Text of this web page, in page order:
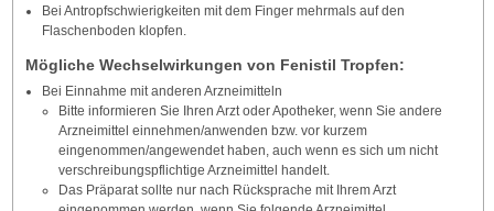
Bei Antropfschwierigkeiten mit dem Finger mehrmals auf den
Flaschenboden klopfen.
Mögliche Wechselwirkungen von Fenistil Tropfen:
Bei Einnahme mit anderen Arzneimitteln
Bitte informieren Sie Ihren Arzt oder Apotheker, wenn Sie andere
Arzneimittel einnehmen/anwenden bzw. vor kurzem
eingenommen/angewendet haben, auch wenn es sich um nicht
verschreibungspflichtige Arzneimittel handelt.
Das Präparat sollte nur nach Rücksprache mit Ihrem Arzt